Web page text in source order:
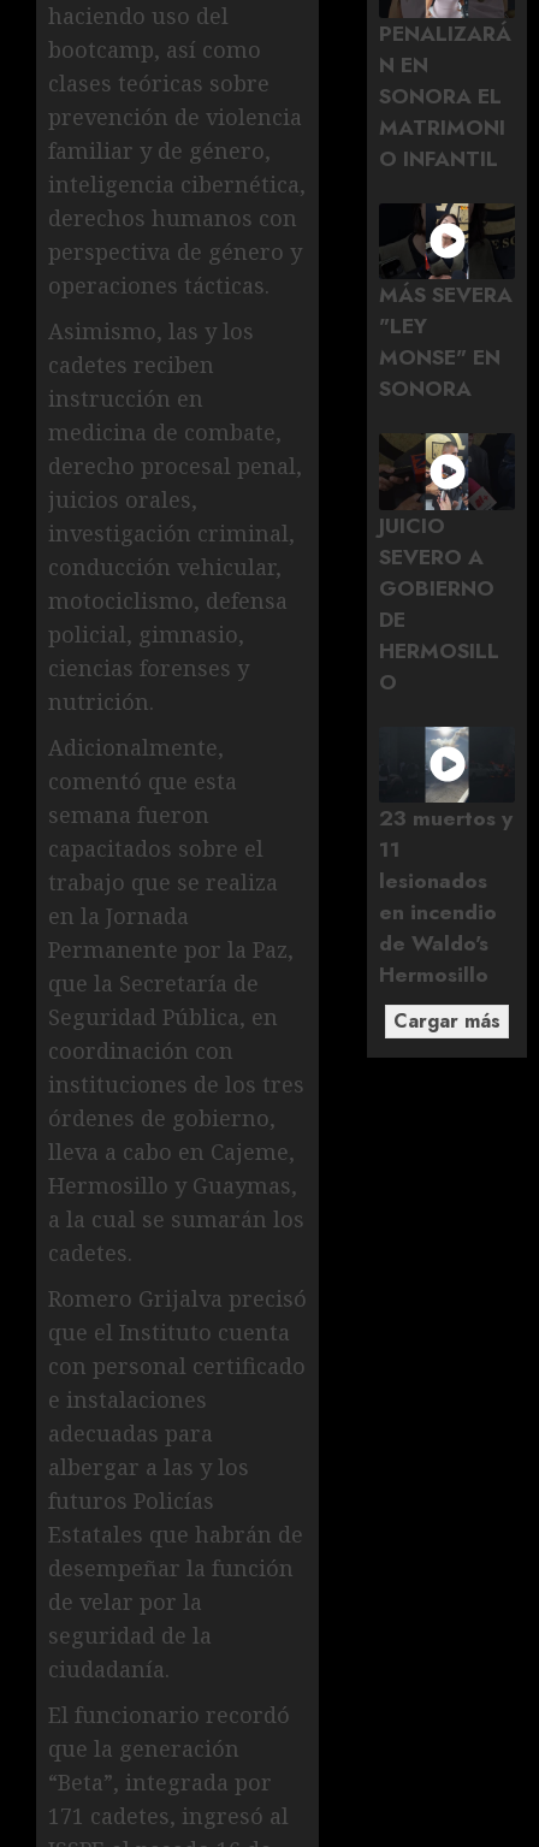
haciendo uso del
bootcamp, así como
clases teóricas sobre
prevención de violencia
familiar y de género,
inteligencia cibernética,
derechos humanos con
perspectiva de género y
operaciones tácticas.
Asimismo, las y los
cadetes reciben
instrucción en
medicina de combate,
derecho procesal penal,
juicios orales,
investigación criminal,
conducción vehicular,
motociclismo, defensa
policial, gimnasio,
ciencias forenses y
nutrición.
Adicionalmente,
comentó que esta
semana fueron
capacitados sobre el
trabajo que se realiza
en la Jornada
Permanente por la Paz,
que la Secretaría de
Seguridad Pública, en
coordinación con
instituciones de los tres
órdenes de gobierno,
lleva a cabo en Cajeme,
Hermosillo y Guaymas,
a la cual se sumarán los
cadetes.
Romero Grijalva precisó
que el Instituto cuenta
con personal certificado
e instalaciones
adecuadas para
albergar a las y los
futuros Policías
Estatales que habrán de
desempeñar la función
de velar por la
seguridad de la
ciudadanía.
El funcionario recordó
que la generación
“Beta”, integrada por
171 cadetes, ingresó al
PENALIZARÁ
N EN
SONORA EL
MATRIMONI
O INFANTIL
MÁS SEVERA
"LEY
MONSE" EN
SONORA
JUICIO
SEVERO A
GOBIERNO
DE
HERMOSILL
O
23 muertos y
11
lesionados
en incendio
de Waldo's
Hermosillo
Cargar más